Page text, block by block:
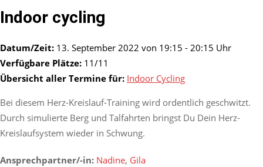
Indoor cycling
Datum/Zeit: 13. September 2022 von 19:15 - 20:15 Uhr
Verfügbare Plätze: 11/11
Übersicht aller Termine für: Indoor Cycling
Bei diesem Herz-Kreislauf-Training wird ordentlich geschwitzt.
Durch simulierte Berg und Talfahrten bringst Du Dein Herz-
Kreislaufsystem wieder in Schwung.
Ansprechpartner/-in: Nadine, Gila